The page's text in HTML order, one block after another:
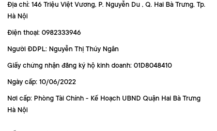
Địa chỉ: 146 Triệu Việt Vương, P. Nguyễn Du , Q. Hai Bà Trưng, Tp.
Hà Nội
Điện thoại: 0982333946
Người ĐDPL: Nguyễn Thị Thúy Ngân
Giấy chứng nhận đăng ký hộ kinh doanh: 01D8048410
Ngày cấp: 10/06/2022
Nơi cấp: Phòng Tài Chính - Kế Hoạch UBND Quận Hai Bà Trưng
Hà Nội